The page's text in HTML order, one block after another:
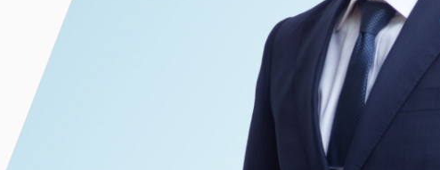
ウェルス・マネジメント
資源・エネルギー
紛争解決
情報産業・インターネッ
ト・セキュリティ
医療・製薬・ヘルスケア・
ライフサイエンス・バイオ
スポーツ
電子部品・電子機器
消費財・小売
商社
建設・土木・インフラ